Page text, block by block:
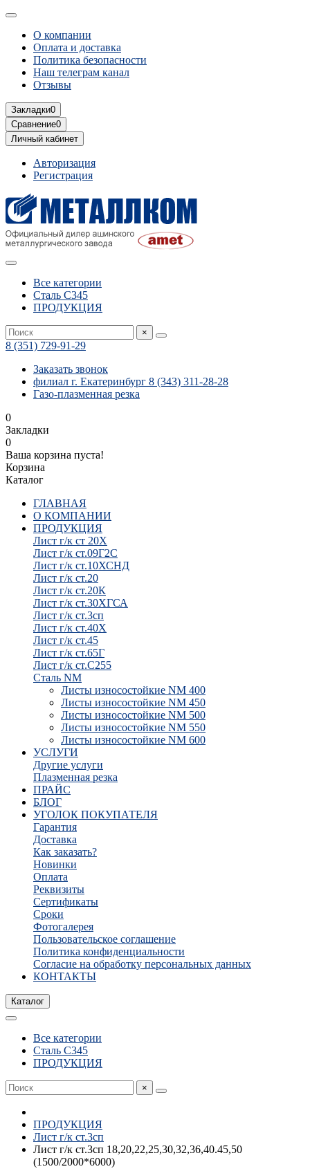
О компании
Оплата и доставка
Политика безопасности
Наш телеграм канал
Отзывы
Закладки0
Сравнение0
Личный кабинет
Авторизация
Регистрация
Все категории
Сталь С345
ПРОДУКЦИЯ
×
8 (351) 729-91-29
Заказать звонок
филиал г. Екатеринбург 8 (343) 311-28-28
Газо-плазменная резка
0
Закладки
0
Ваша корзина пуста!
Корзина
Каталог
ГЛАВНАЯ
О КОМПАНИИ
ПРОДУКЦИЯ
Лист г/к ст 20Х
Лист г/к ст.09Г2С
Лист г/к ст.10ХСНД
Лист г/к ст.20
Лист г/к ст.20К
Лист г/к ст.30ХГСА
Лист г/к ст.3сп
Лист г/к ст.40Х
Лист г/к ст.45
Лист г/к ст.65Г
Лист г/к ст.С255
Сталь NM
Листы износостойкие NM 400
Листы износостойкие NM 450
Листы износостойкие NM 500
Листы износостойкие NM 550
Листы износостойкие NM 600
УСЛУГИ
Другие услуги
Плазменная резка
ПРАЙС
БЛОГ
УГОЛОК ПОКУПАТЕЛЯ
Гарантия
Доставка
Как заказать?
Новинки
Оплата
Реквизиты
Сертификаты
Сроки
Фотогалерея
Пользовательское соглашение
Политика конфиденциальности
Согласие на обработку персональных данных
КОНТАКТЫ
Каталог
Все категории
Сталь С345
ПРОДУКЦИЯ
×
ПРОДУКЦИЯ
Лист г/к ст.3сп
Лист г/к ст.3сп 18,20,22,25,30,32,36,40.45,50
(1500/2000*6000)